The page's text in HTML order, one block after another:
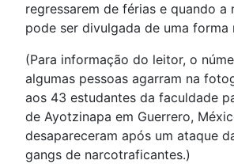
regressarem de férias e quando a
pode ser divulgada de uma forma
(Para informação do leitor, o
algumas pessoas agarram na
aos 43 estudantes da faculdade
de Ayotzinapa em Guerrero,
desapareceram após um ataque
gangs de narcotraficantes.)